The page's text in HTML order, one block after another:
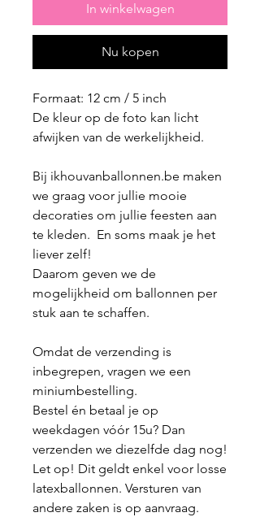
In winkelwagen
Nu kopen
Formaat: 12 cm / 5 inch
De kleur op de foto kan licht
afwijken van de werkelijkheid.
Bij ikhouvanballonnen.be maken
we graag voor jullie mooie
decoraties om jullie feesten aan
te kleden. En soms maak je het
liever zelf!
Daarom geven we de
mogelijkheid om ballonnen per
stuk aan te schaffen.
Omdat de verzending is
inbegrepen, vragen we een
miniumbestelling.
Bestel én betaal je op
weekdagen vóór 15u? Dan
verzenden we diezelfde dag nog!
Let op! Dit geldt enkel voor losse
latexballonnen. Versturen van
andere zaken is op aanvraag.